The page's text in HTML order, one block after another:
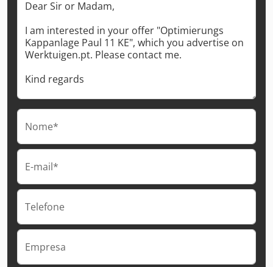
Nome*
E-mail*
Telefone
Empresa